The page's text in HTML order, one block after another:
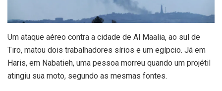
Um ataque aéreo contra a cidade de Al Maalia, ao sul de
Tiro, matou dois trabalhadores sírios e um egípcio. Já em
Haris, em Nabatieh, uma pessoa morreu quando um projétil
atingiu sua moto, segundo as mesmas fontes.